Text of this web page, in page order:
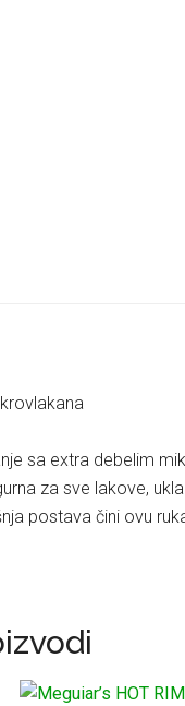
sa extra debelim
za sve lakove,
postava čini ovu